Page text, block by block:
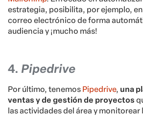
estrategia, posibilita, por ejemplo,
correo electrónico de forma
audiencia y ¡mucho más!
4. Pipedrive
Por último, tenemos Pipedrive, una
ventas y de gestión de proyectos
las actividades del área y monitorear